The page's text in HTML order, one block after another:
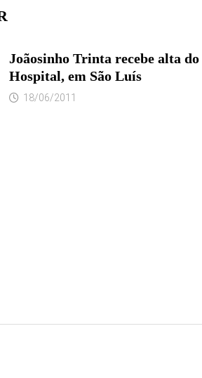
Joãosinho Trinta recebe alta do
Hospital, em São Luís
18/06/2011